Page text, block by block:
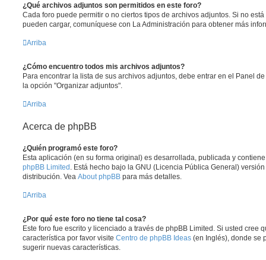
¿Qué archivos adjuntos son permitidos en este foro?
Cada foro puede permitir o no ciertos tipos de archivos adjuntos. Si no
pueden cargar, comuníquese con La Administración para obtener más
Arriba
¿Cómo encuentro todos mis archivos adjuntos?
Para encontrar la lista de sus archivos adjuntos, debe entrar en el Panel
la opción "Organizar adjuntos".
Arriba
Acerca de phpBB
¿Quién programó este foro?
Esta aplicación (en su forma original) es desarrollada, publicada y
phpBB Limited . Está hecho bajo la GNU (Licencia Pública General)
distribución. Vea About phpBB para más detalles.
Arriba
¿Por qué este foro no tiene tal cosa?
Este foro fue escrito y licenciado a través de phpBB Limited. Si usted cree
característica por favor visite Centro de phpBB Ideas (en Inglés), donde se
sugerir nuevas características.